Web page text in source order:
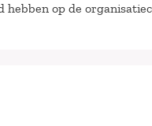
op de